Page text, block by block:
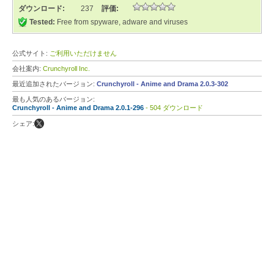
ダウンロード: 237
評価:
Tested: Free from spyware, adware and viruses
公式サイト: ご利用いただけません
会社案内: Crunchyroll Inc.
最近追加されたバージョン: Crunchyroll - Anime and Drama 2.0.3-302
最も人気のあるバージョン:
Crunchyroll - Anime and Drama 2.0.1-296 - 504 ダウンロード
シェア: